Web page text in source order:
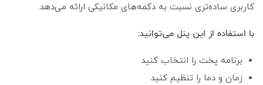
کاربری ساده‌تری نسبت به دکمه‌های مکانیکی ارائه می‌دهد.
با استفاده از این پنل می‌توانید:
برنامه پخت را انتخاب کنید
زمان و دما را تنظیم کنید